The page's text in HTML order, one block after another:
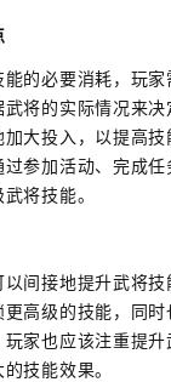
的必要消耗，玩
将的实际情况来
大投入，以提高
参加活动、完成
将技能。
间接地提升武将
高级的技能，同时
家也应该注重提
技能效果。